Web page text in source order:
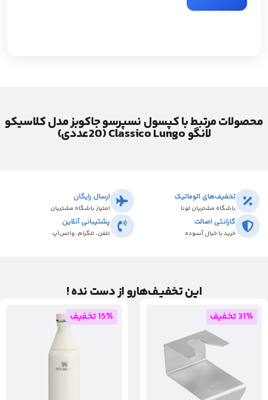
محصولات مرتبط با کپسول نسپرسو جاکوبز مدل کلاسیکو
لانگو Classico Lungo (20عددی)
تخفیف‌های اتوماتیک
باشگاه مشتریان لونا
ارسال رایگان
امتیاز باشگاه مشتریان
گارانتی اصالت
خرید با خیال آسوده
پشتیبانی آنلاین
تلفن، تلگرام، واتس‌اَپ
این تخفیـف‌هارو از دست نده !
31٪ تخفیف 15٪ تخفیف